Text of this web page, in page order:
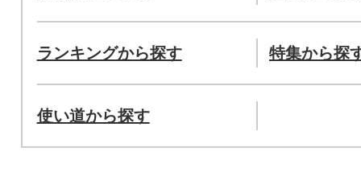
ランキングから探す 特集から探
使い道から探す